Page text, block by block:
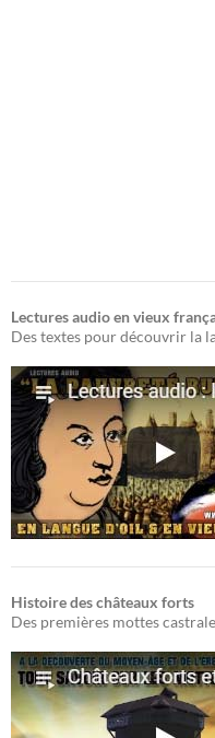
Lectures audio en vieux
Des textes pour découvrir la
Histoire des châteaux forts
Des premières mottes